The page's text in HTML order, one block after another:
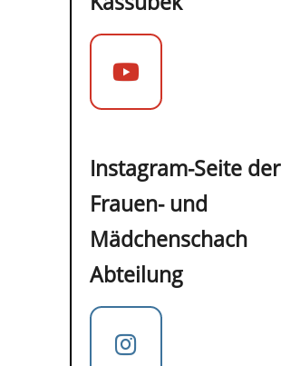
Instagram-Seite der
Frauen- und
Mädchenschach
Abteilung